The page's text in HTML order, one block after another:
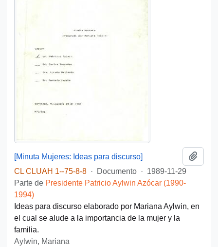
[Minuta Mujeres: Ideas para discurso]
CL CLUAH 1--75-8-8 · Documento · 1989-11-29
Parte de Presidente Patricio Aylwin Azócar (1990-
1994)
Ideas para discurso elaborado por Mariana Aylwin, en
el cual se alude a la importancia de la mujer y la
familia.
Aylwin, Mariana